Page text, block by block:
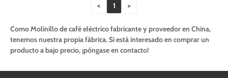
< 1 >
Como Molinillo de café eléctrico fabricante y proveedor en China,
tenemos nuestra propia fábrica. Si está interesado en comprar un
producto a bajo precio, ¡póngase en contacto!